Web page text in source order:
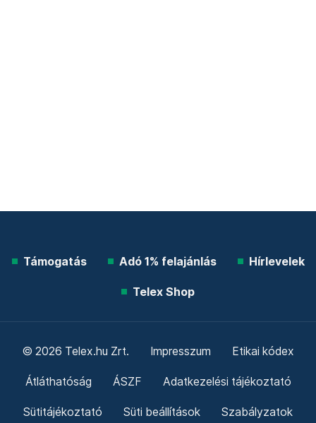
Támogatás Adó 1% felajánlás Hírlevelek
Telex Shop
© 2026 Telex.hu Zrt. Impresszum Etikai kódex
Átláthatóság ÁSZF Adatkezelési tájékoztató
Sütitájékoztató Süti beállítások Szabályzatok